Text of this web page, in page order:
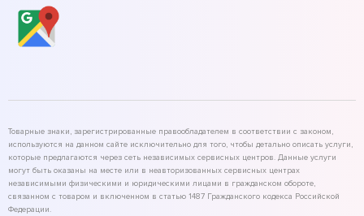
Товарные знаки, зарегистрированные правообладателем в соответствии с законом,
используются на данном сайте исключительно для того, чтобы детально описать услуги,
которые предлагаются через сеть независимых сервисных центров. Данные услуги
могут быть оказаны на месте или в неавторизованных сервисных центрах
независимыми физическими и юридическими лицами в гражданском обороте,
связанном с товаром и включенном в статью 1487 Гражданского кодекса Российской
Федерации.